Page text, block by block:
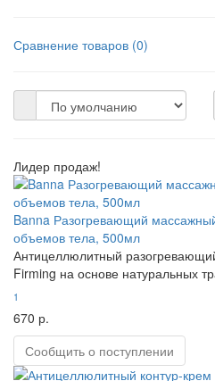
Сравнение товаров (0)
Лидер продаж!
Banna Разогревающий
объемов тела, 500мл
Антицеллюлитный
Firming на основе натуральных
1
670 р.
Сообщить о поступлении